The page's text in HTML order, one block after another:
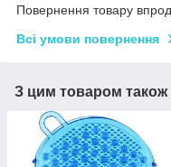
Повернення товару
Всі умови повернення
З цим товаром